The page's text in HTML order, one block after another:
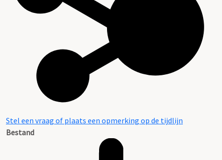
Stel een vraag of plaats een opmerking op de tijdlijn
Bestand